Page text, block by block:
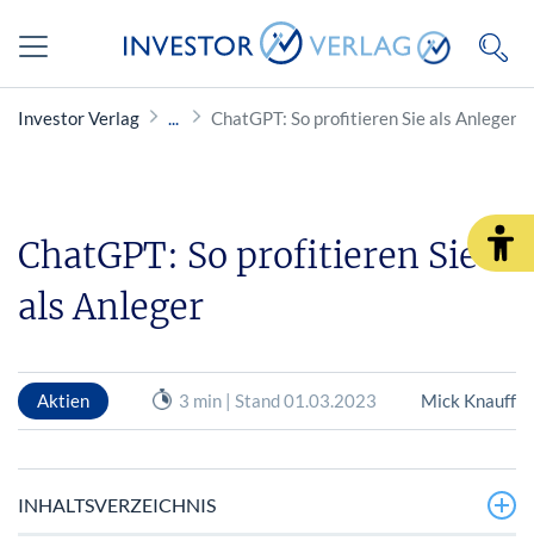
Investor Verlag ChatGPT: So profitieren Sie als Anleger
ChatGPT: So profitieren Sie
als Anleger
Aktien 3 min | Stand 01.03.2023 Mick Knauff
INHALTSVERZEICHNIS